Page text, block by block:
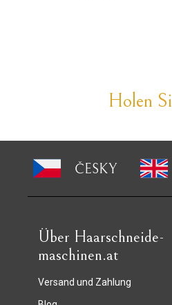
Holen
ČESKY
Über Haarschneide-
maschinen.at
Versand und Zahlung